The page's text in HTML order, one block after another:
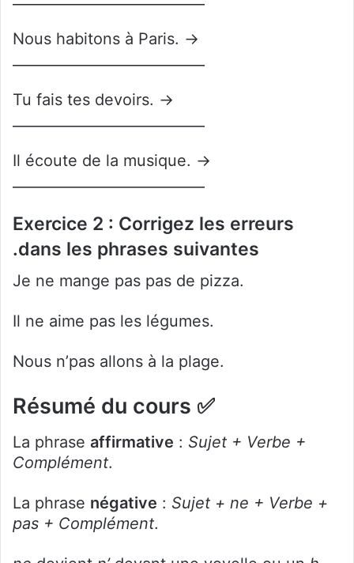
Nous habitons à Paris. →
Tu fais tes devoirs. →
Il écoute de la musique. →
Exercice 2 : Corrigez les erreurs
dans les phrases suivantes.
Je ne mange pas pas de pizza.
Il ne aime pas les légumes.
Nous n’pas allons à la plage.
✅ Résumé du cours
La phrase affirmative : Sujet + Verbe +
Complément.
La phrase négative : Sujet + ne + Verbe +
pas + Complément.